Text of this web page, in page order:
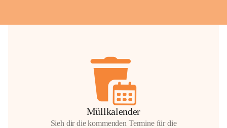
anrainer-service@omv.com
Bei Fragen, Anliegen oder Beschwerden.
Müllkalender
Sieh dir die kommenden Termine für die